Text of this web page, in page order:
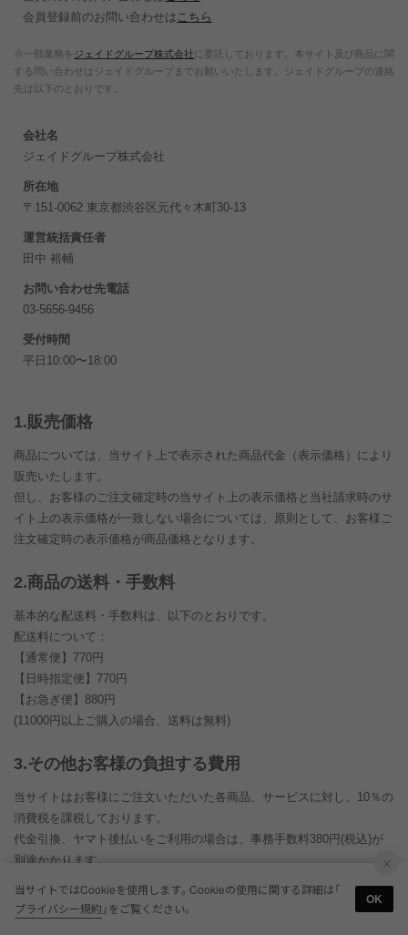
会員登録前のお問い合わせは こちら
※一部業務をジェイドグループ株式会社に委託しております。本サイト及び商品に関
する問い合わせはジェイドグループまでお願いいたします。ジェイドグループの連絡
先は以下のとおりです。
会社名
ジェイドグループ株式会社
所在地
〒151-0062 東京都渋谷区元代々木町30-13
運営統括責任者
田中 裕輔
お問い合わせ先電話
03-5656-9456
受付時間
平日10:00〜18:00
1.販売価格
商品については、当サイト上で表示された商品代金（表示価格）により
販売いたします。
但し、お客様のご注文確定時の当サイト上の表示価格と当社請求時のサ
イト上の表示価格が一致しない場合については、原則として、お客様ご
注文確定時の表示価格が商品価格となります。
2.商品の送料・手数料
基本的な配送料・手数料は、以下のとおりです。
配送料について：
【通常便】 770円
【日時指定便】 770円
【お急ぎ便】 880円
(11000円以上ご購入の場合、送料は無料)
3.その他お客様の負担する費用
当サイトはお客様にご注文いただいた各商品、サービスに対し、 10％の
消費税を課税しております。
代金引換 、ヤマト後払い をご利用の場合は、事務手数料380円(税込)が
別途かかります。
4.支払い方法
当サイトではCookieを使用します。Cookieの使用に関する詳細は「
プライバシー規約 」をご覧ください。
OK